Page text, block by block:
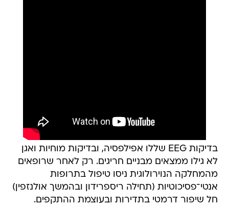
בדיקות EEG שללו אפילפסיה, ובדיקות מוחיות ואגן
לא גילו ממצאים מבניים חריגים. רק לאחר שרופאים
מהמחלקה הנוירולוגית ניסו טיפול בתרופות
אנטי־פסיכוטיות (תחילה ריספרידון ובהמשך אולנזפין)
חל שיפור דרמטי בתדירות ובעוצמת ההתקפים.